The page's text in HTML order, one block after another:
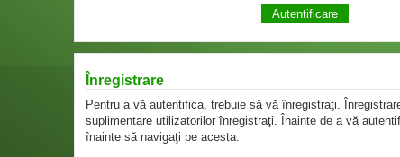
Înregistrare
Pentru a vă autentifica, trebuie să vă înregistraţi.
suplimentare utilizatorilor înregistraţi. Înainte de a vă
înainte să navigaţi pe acesta.